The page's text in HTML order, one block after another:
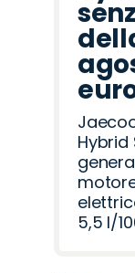
Hybrid
5,5 l/